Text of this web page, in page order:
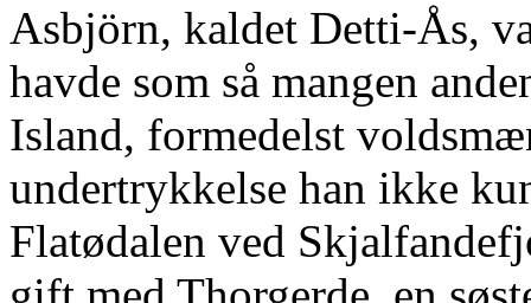
Asbjörn, kaldet Detti-Ås,
havde som så mangen
Island, formedelst
undertrykkelse han ikke
Flatødalen ved